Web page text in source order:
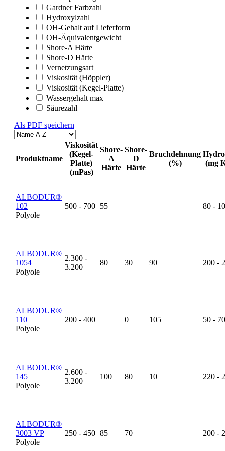
Gardner Farbzahl
Hydroxylzahl
OH-Gehalt auf Lieferform
OH-Äquivalentgewicht
Shore-A Härte
Shore-D Härte
Vernetzungsart
Viskosität (Höppler)
Viskosität (Kegel-Platte)
Wassergehalt max
Säurezahl
Als PDF speichern
Produktname
Viskosität
(Kegel-
Platte)
(mPas)
Shore-
A
Härte
Shore-
D
Härte
Bruchdehnung
(%)
(mg
ALBODUR®
102
Polyole
500 - 700 55 80 -
ALBODUR®
1054
Polyole
2.300 -
3.200
80 30 90 200 -
ALBODUR®
110
Polyole
200 - 400 0 105 50 - 70
ALBODUR®
145
Polyole
2.600 -
3.200
100 80 10 220 -
ALBODUR®
3003 VP
Polyole
250 - 450 85 70 200 -